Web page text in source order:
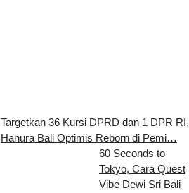
Targetkan 36 Kursi DPRD dan 1 DPR RI,
Hanura Bali Optimis Reborn di Pemi…
60 Seconds to
Tokyo, Cara Quest
Vibe Dewi Sri Bali